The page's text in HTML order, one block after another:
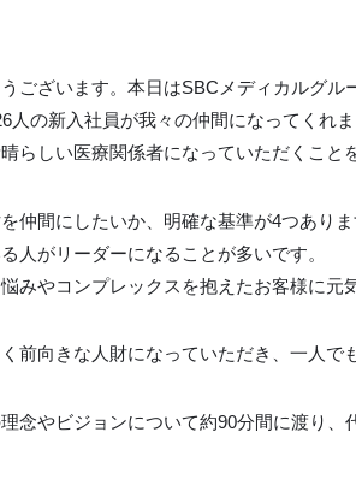
ございます。本日はSBCメディカルグル
人の新入社員が我々の仲間になってくれ
らしい医療関係者になっていただくこと
仲間にしたいか、明確な基準が4つあり
人がリーダーになることが多いです。
みやコンプレックスを抱えたお客様に元
前向きな人財になっていただき、一人で
念やビジョンについて約90分間に渡り、